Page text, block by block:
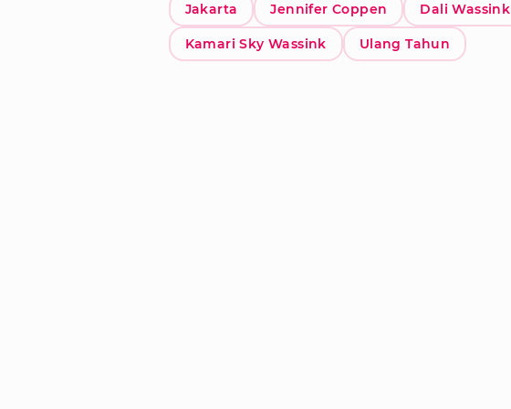
Jakarta Jennifer Coppen Dali Wassink
Kamari Sky Wassink Ulang Tahun